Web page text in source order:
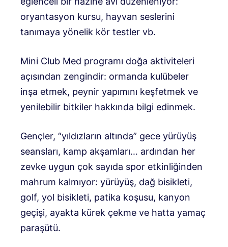
oryantasyon kursu, hayvan seslerini
tanımaya yönelik kör testler vb.
Mini Club Med programı doğa aktiviteleri
açısından zengindir: ormanda kulübeler
inşa etmek, peynir yapımını keşfetmek ve
yenilebilir bitkiler hakkında bilgi edinmek.
Gençler, “yıldızların altında” gece yürüyüş
seansları, kamp akşamları… ardından her
zevke uygun çok sayıda spor etkinliğinden
mahrum kalmıyor: yürüyüş, dağ bisikleti,
golf, yol bisikleti, patika koşusu, kanyon
geçişi, ayakta kürek çekme ve hatta yamaç
paraşütü.